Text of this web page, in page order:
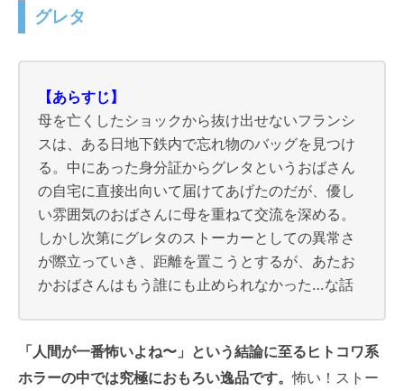
グレタ
【あらすじ】
母を亡くしたショックから抜け出せないフランシ
スは、ある日地下鉄内で忘れ物のバッグを見つけ
る。中にあった身分証からグレタというおばさん
の自宅に直接出向いて届けてあげたのだが、優し
い雰囲気のおばさんに母を重ねて交流を深める。
しかし次第にグレタのストーカーとしての異常さ
が際立っていき、距離を置こうとするが、あたお
かおばさんはもう誰にも止められなかった…な話
「人間が一番怖いよね〜」という結論に至るヒトコワ系
ホラーの中では究極におもろい逸品です。怖い！ストー